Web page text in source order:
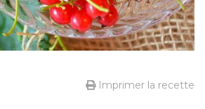
Imprimer la recette